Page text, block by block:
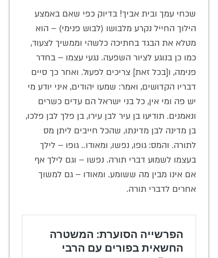
שכחי עמך ובית אביך! בדיוק כפי שאם באמצע
הילוך החייל נקרע מלבושו (לבוש פנימי) – הוא
מטלא את הבגד בחתיכה כלשהי וממשיך לצעוד,
כמו כן בנוגע לציור השפעה. נגעי עצמו – בחדר
פנימה, ו[בכל זאת] צריכים לפעול. ואחר כך סיים
דבריו הקדושים, ואמר: שמעו יהודים, איני יודע מי
יש פה ומי אין, כל בני ישראל הם עדים כשרים
ונאמנים. תודיעו בן עיר לבן עירו, בן פלך לבן פלכו,
בן מדינה לבן מדינתו, שהכל חייבים ליתן מס
לתורה. והמס: גופו, נפשו, ומאודו.. גופו – לילך
בעצמו לשמוע דברי תורה. נפשו – וגם לילך אף
אם אינו מבין מה ששומע. ומאודו – גם למשוך
אחרים לדברי תורה.